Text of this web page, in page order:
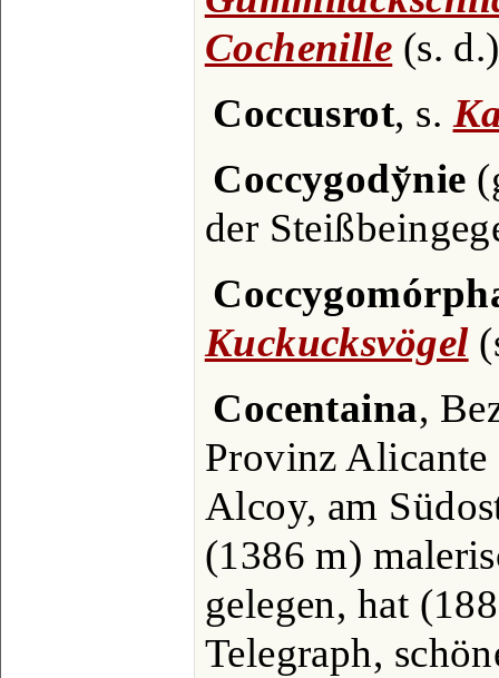
Cochenille (s.
Coccusrot, s.
Coccygody̆nie
der
Kuckucksvögel
Cocentaina,
Provinz
Alcoy, am
(1386 m)
gelegen, hat
Telegraph,